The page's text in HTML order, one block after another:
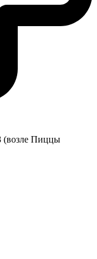
(возле Пиццы